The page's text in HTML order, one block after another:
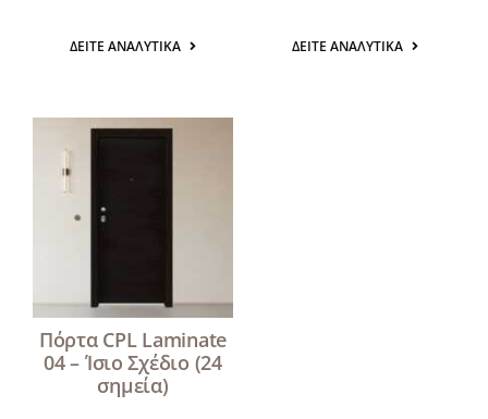
ΔΕΊΤΕ ΑΝΑΛΥΤΙΚΆ ΔΕΊΤΕ ΑΝΑΛΥΤΙΚΆ
Πόρτα CPL Laminate
04 – Ίσιο Σχέδιο (24
σημεία)
Αναζήτηση